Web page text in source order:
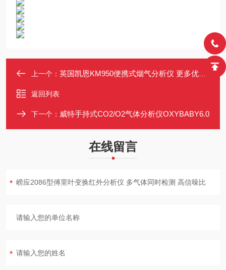
上一个： 英国凯恩KM950便携式烟气分析仪 更多优惠请详询
返回列表
下一个： 威特手持式CO2/O2气体分析仪OXYBABY6.0
在线留言